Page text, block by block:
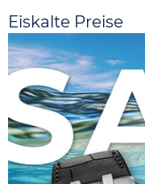
Eiskalte Preise